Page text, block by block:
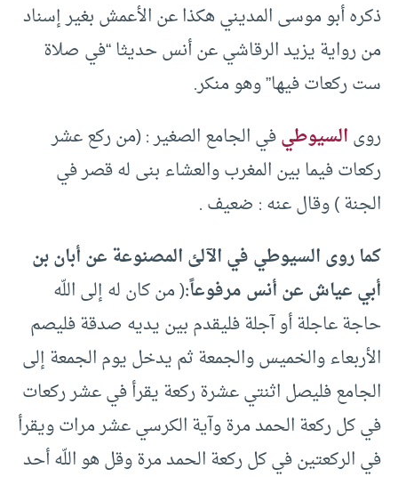
ذكره أبو موسى المديني هكذا عن الأعمش بغير إسناد
من رواية يزيد الرقاشي عن أنس حديثا “في صلاة
ست ركعات فيها” وهو منكر.
روىالسيوطيفي الجامع الصغير : (من ركع عشر
ركعات فيما بين المغرب والعشاء بنى له قصر في
الجنة ) وقال عنه : ضعيف .
كما روى السيوطي في الآلئ المصنوعة عن أبان بن
أبي عياش عن أنس مرفوعاً:( من كان له إلى اللّه
حاجة عاجلة أو آجلة فليقدم بين يديه صدقة فليصم
الأربعاء والخميس والجمعة ثم يدخل يوم الجمعة إلى
الجامع فليصل اثنتي عشرة ركعة يقرأ في عشر ركعات
في كل ركعة الحمد مرة وآية الكرسي عشر مرات ويقرأ
في الركعتين في كل ركعة الحمد مرة وقل هو اللّه أحد